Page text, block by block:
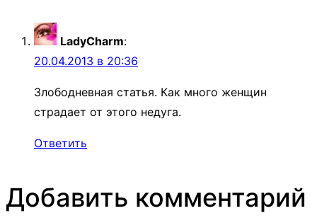
LadyCharm:
20.04.2013 в 20:36
Злободневная статья. Как много женщин
страдает от этого недуга.
Ответить
Добавить комментарий